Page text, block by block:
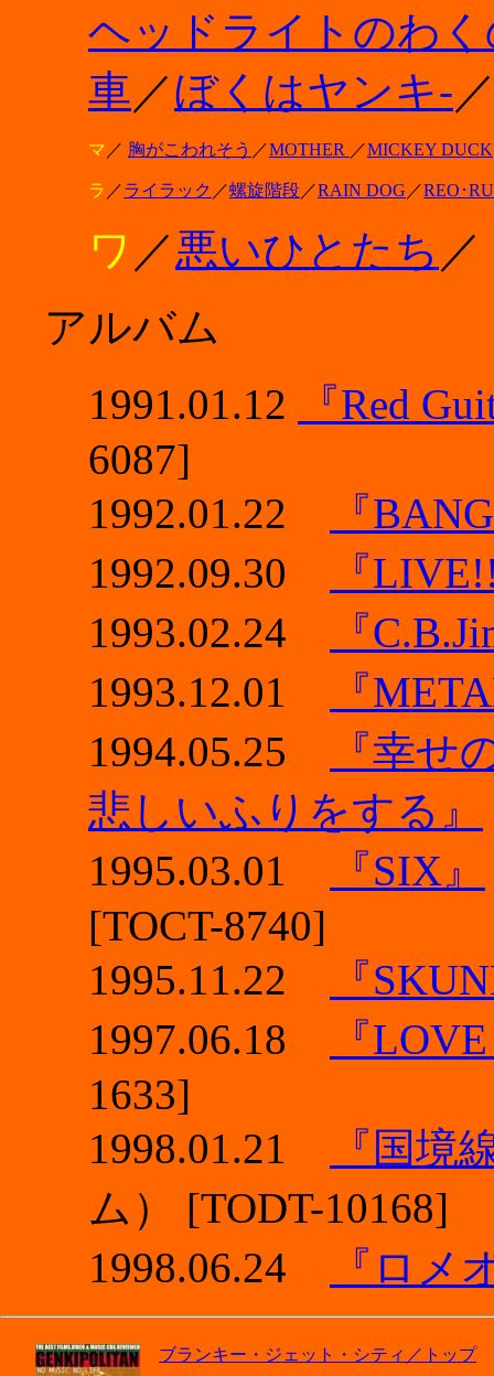
ヘッドライトのわ
車／ぼくはヤンキ-
マ ／ 胸がこわれそう ／MOTHER ／MICKEY DUCK
ラ ／ライラック ／螺旋階段／RAIN DOG ／REO･
ワ ／悪いひとたち ／
アルバム
1991.01.12
『Red
6087]
1992.01.22
『
1992.09.30
『
1993.02.24
『
1993.12.01
『
1994.05.25
『幸せ
悲しいふりをする』
1995.03.01
『SIX』
[TOCT-8740]
1995.11.22
『
1997.06.18
『
1633]
1998.01.21
『国境
ム） [TODT-10168]
1998.06.24
『ロメ
ブランキー・ジェット・シティ／トップ